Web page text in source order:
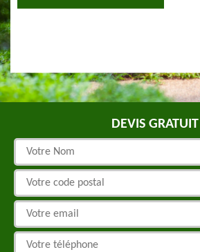
DEVIS GRATUIT